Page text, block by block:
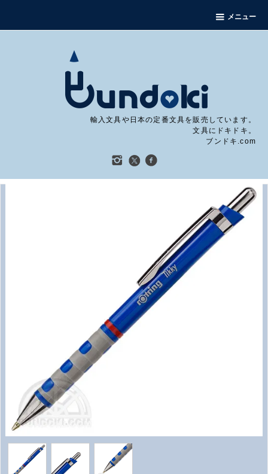
メニュー
輸入文具や日本の定番文具を販売しています。
文具にドキドキ。
ブンドキ.com